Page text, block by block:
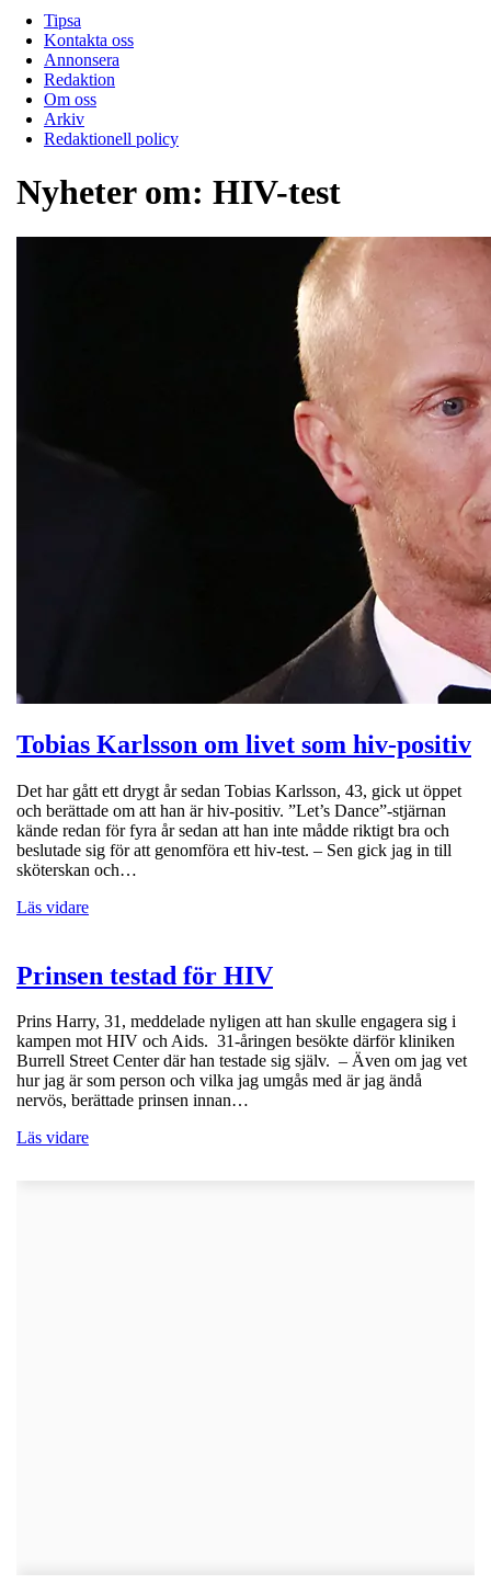
Tipsa
Kontakta oss
Annonsera
Redaktion
Om oss
Arkiv
Redaktionell policy
Nyheter om: HIV-test
Tobias Karlsson om livet som hiv-positiv
Det har gått ett drygt år sedan Tobias Karlsson, 43, gick ut öppet
och berättade om att han är hiv-positiv. ”Let’s Dance”-stjärnan
kände redan för fyra år sedan att han inte mådde riktigt bra och
beslutade sig för att genomföra ett hiv-test. – Sen gick jag in till
sköterskan och…
Läs vidare
Prinsen testad för HIV
Prins Harry, 31, meddelade nyligen att han skulle engagera sig i
kampen mot HIV och Aids. 31-åringen besökte därför kliniken
Burrell Street Center där han testade sig själv. – Även om jag vet
hur jag är som person och vilka jag umgås med är jag ändå
nervös, berättade prinsen innan…
Läs vidare